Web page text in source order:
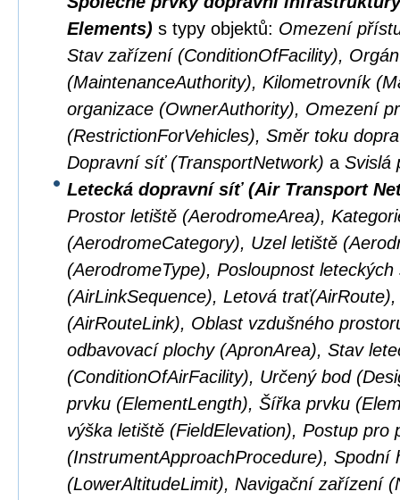
Elements) s typy objektů: Omezení
Stav zařízení (ConditionOfFacility),
(MaintenanceAuthority), Kilometrovník
organizace (OwnerAuthority), Omezení
(RestrictionForVehicles), Směr toku
Dopravní síť (TransportNetwork) a Svislá
Letecká dopravní síť (Air Transport
Prostor letiště (AerodromeArea),
(AerodromeCategory), Uzel letiště
(AerodromeType), Posloupnost leteckých
(AirLinkSequence), Letová
(AirRouteLink), Oblast vzdušného
odbavovací plochy (ApronArea), Stav
(ConditionOfAirFacility), Určený bod
prvku (ElementLength), Šířka prvku
výška letiště (FieldElevation), Postup pro
(InstrumentApproachProcedure), Spodní
(LowerAltitudeLimit), Navigační zařízení